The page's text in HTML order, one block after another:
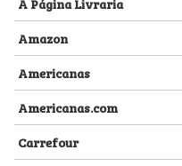
Amazon
Americanas
Americanas.com
Carrefour